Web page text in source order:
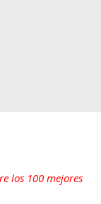
los 100 mejores